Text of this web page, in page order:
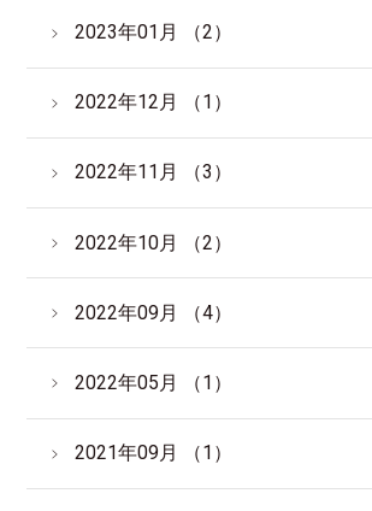
2023年01月 （2）
2022年12月 （1）
2022年11月 （3）
2022年10月 （2）
2022年09月 （4）
2022年05月 （1）
2021年09月 （1）